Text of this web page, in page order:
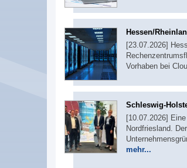
Hessen/
[23.07.2026]
Vorhaben bei
Schleswig-
[10.07.2026]
Nordfriesland.
mehr...